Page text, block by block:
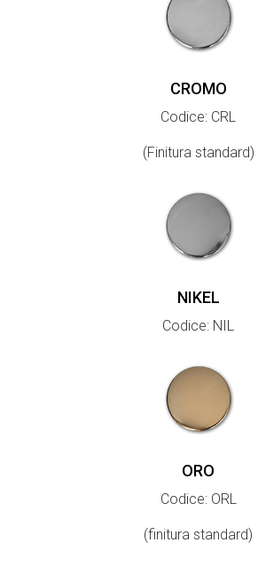
CROMO
Codice: CRL
(Finitura standard)
NIKEL
Codice: NIL
ORO
Codice: ORL
(finitura standard)